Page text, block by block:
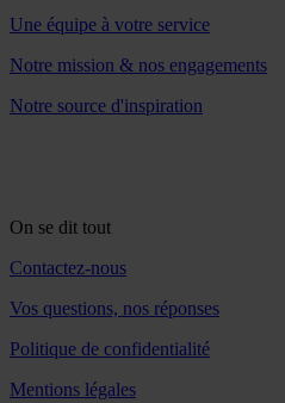
Une équipe à votre service
Notre mission & nos engagements
Notre source d'inspiration
On se dit tout
Contactez-nous
Vos questions, nos réponses
Politique de confidentialité
Mentions légales